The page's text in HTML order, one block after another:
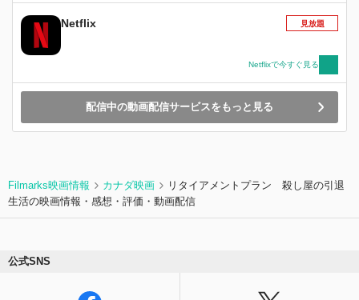
Netflix 見放題
Netflixで今すぐ見る
配信中の動画配信サービスをもっと見る
Filmarks映画情報 カナダ映画
リタイアメントプラン 殺し屋の引退
生活の映画情報・感想・評価・動画配信
公式SNS